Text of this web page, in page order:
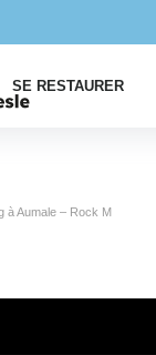
SE RESTAURER
à Aumale – Rock M